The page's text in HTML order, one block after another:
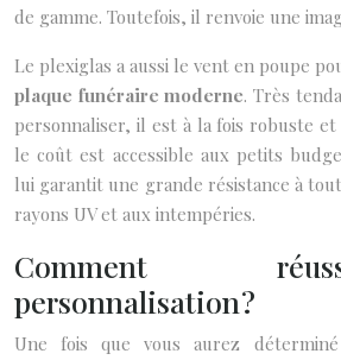
de gamme. Toutefois, il renvoie une
Le plexiglas a aussi le vent en poupe
plaque funéraire moderne. Très
personnaliser, il est à la fois robuste et
le coût est accessible aux petits
lui garantit une grande résistance à
rayons UV et aux intempéries.
Comment
personnalisation ?
Une fois que vous aurez